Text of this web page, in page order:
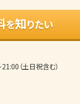
を知りたい
（土日祝含む）